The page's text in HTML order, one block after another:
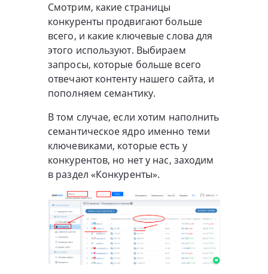
Смотрим, какие страницы
конкуренты продвигают больше
всего, и какие ключевые слова для
этого используют. Выбираем
запросы, которые больше всего
отвечают контенту нашего сайта, и
пополняем семантику.
В том случае, если хотим наполнить
семантическое ядро именно теми
ключевиками, которые есть у
конкурентов, но нет у нас, заходим
в раздел «Конкуренты».